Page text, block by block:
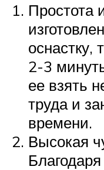
Простота
оснастку,
2-3
ее взять
труда и
времени.
Высокая